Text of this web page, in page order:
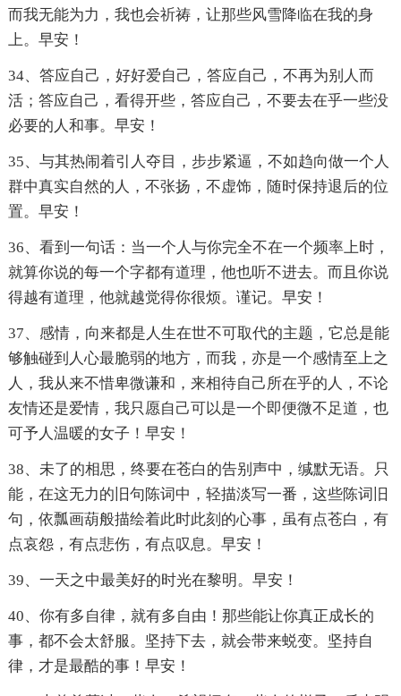
而我无能为力，我也会祈祷，让那些风雪降临在我的身
上。早安！
34、答应自己，好好爱自己，答应自己，不再为别人而
活；答应自己，看得开些，答应自己，不要去在乎一些没
必要的人和事。早安！
35、与其热闹着引人夺目，步步紧逼，不如趋向做一个人
群中真实自然的人，不张扬，不虚饰，随时保持退后的位
置。早安！
36、看到一句话：当一个人与你完全不在一个频率上时，
就算你说的每一个字都有道理，他也听不进去。而且你说
得越有道理，他就越觉得你很烦。谨记。早安！
37、感情，向来都是人生在世不可取代的主题，它总是能
够触碰到人心最脆弱的地方，而我，亦是一个感情至上之
人，我从来不惜卑微谦和，来相待自己所在乎的人，不论
友情还是爱情，我只愿自己可以是一个即便微不足道，也
可予人温暖的女子！早安！
38、未了的相思，终要在苍白的告别声中，缄默无语。只
能，在这无力的旧句陈词中，轻描淡写一番，这些陈词旧
句，依瓢画葫般描绘着此时此刻的心事，虽有点苍白，有
点哀怨，有点悲伤，有点叹息。早安！
39、一天之中最美好的时光在黎明。早安！
40、你有多自律，就有多自由！那些能让你真正成长的
事，都不会太舒服。坚持下去，就会带来蜕变。坚持自
律，才是最酷的事！早安！